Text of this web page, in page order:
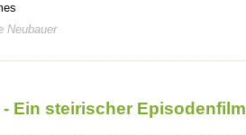
Neubauer
- Ein steirischer Episodenfilm